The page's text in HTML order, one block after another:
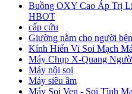
Buồng OXY Cao Áp Trị
HBOT
cấp cứu
Giường nằm cho người
Kính Hiển Vi Soi Mạch
Máy Chụp X-Quang
Máy nội soi
Máy siêu âm
Máy Soi Ven - Soi Tĩnh